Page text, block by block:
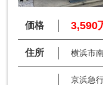
価格 3,590
住所 横浜市
京浜急